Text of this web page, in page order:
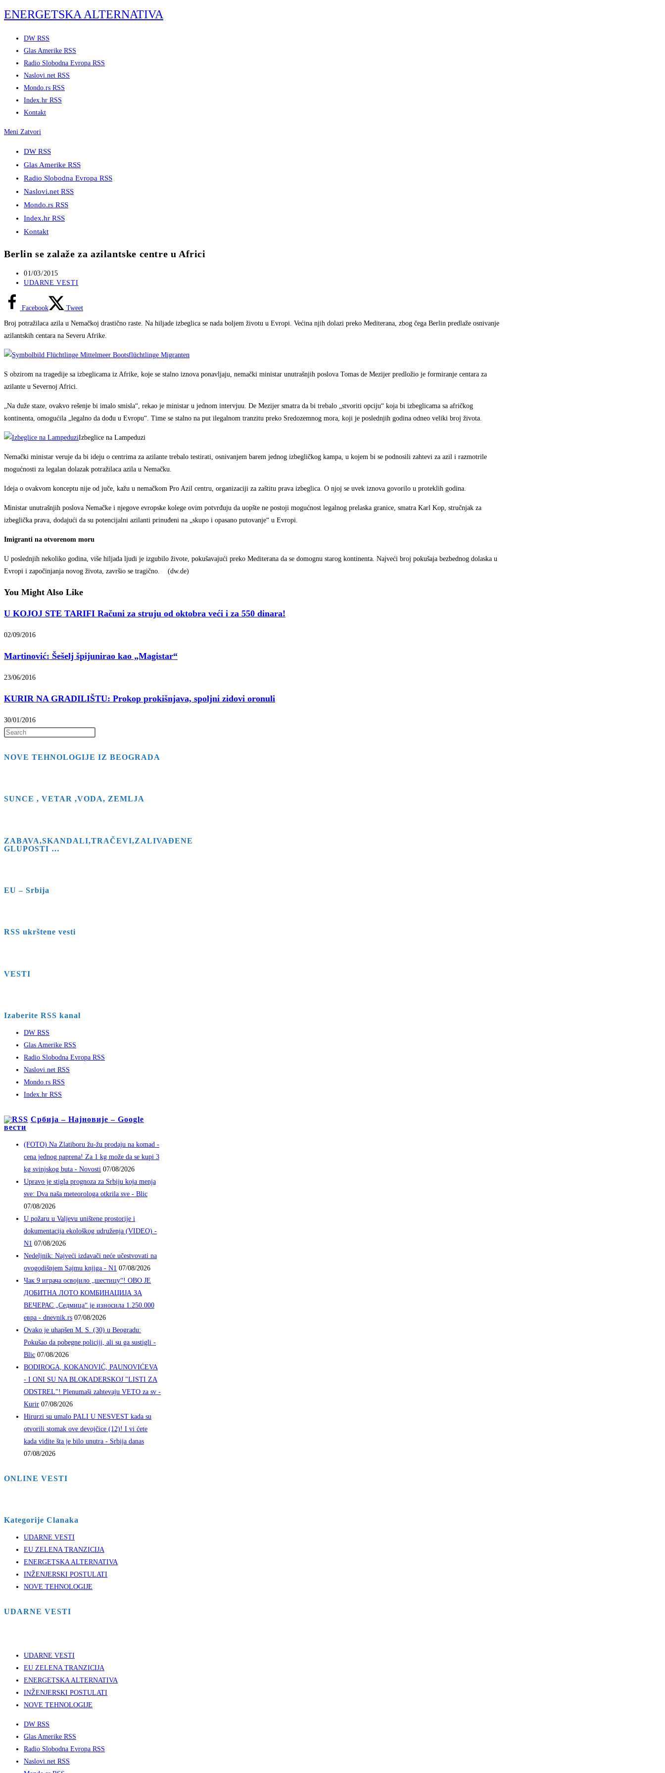
Skip
to
ENERGETSKA ALTERNATIVA
DW RSS
Glas Amerike RSS
Radio Slobodna Evropa RSS
Naslovi.net RSS
Mondo.rs RSS
Index.hr RSS
Kontakt
Meni Zatvori
DW RSS
Glas Amerike RSS
Radio Slobodna Evropa RSS
Naslovi.net RSS
Mondo.rs RSS
Index.hr RSS
Kontakt
Berlin se zalaže za azilantske centre u Africi
Post
published:
01/03/2015
Post
UDARNE VESTI
Facebook Tweet
Broj potražilaca azila u Nemačkoj drastično raste. Na hiljade izbeglica se nada boljem životu u Evropi. Većina njih dolazi preko Mediterana, zbog čega Berlin predlaže osnivanje
azilantskih centara na Severu Afrike.
S obzirom na tragedije sa izbeglicama iz Afrike, koje se stalno iznova ponavljaju, nemački ministar unutrašnjih poslova Tomas de Mezijer predložio je formiranje centara za
azilante u Severnoj Africi.
„Na duže staze, ovakvo rešenje bi imalo smisla“, rekao je ministar u jednom intervjuu. De Mezijer smatra da bi trebalo „stvoriti opciju“ koja bi izbeglicama sa afričkog
kontinenta, omogućila „legalno da dođu u Evropu“. Time se stalno na put ilegalnom tranzitu preko Sredozemnog mora, koji je poslednjih godina odneo veliki broj života.
Izbeglice na Lampeduzi
Nemački ministar veruje da bi ideju o centrima za azilante trebalo testirati, osnivanjem barem jednog izbegličkog kampa, u kojem bi se podnosili zahtevi za azil i razmotrile
mogućnosti za legalan dolazak potražilaca azila u Nemačku.
Ideja o ovakvom konceptu nije od juče, kažu u nemačkom Pro Azil centru, organizaciji za zaštitu prava izbeglica. O njoj se uvek iznova govorilo u proteklih godina.
Ministar unutrašnjih poslova Nemačke i njegove evropske kolege ovim potvrđuju da uopšte ne postoji mogućnost legalnog prelaska granice, smatra Karl Kop, stručnjak za
izbeglička prava, dodajući da su potencijalni azilanti prinuđeni na „skupo i opasano putovanje“ u Evropi.
Imigranti na otvorenom moru
U poslednjih nekoliko godina, više hiljada ljudi je izgubilo živote, pokušavajući preko Mediterana da se domognu starog kontinenta. Najveći broj pokušaja bezbednog dolaska u
Evropi i započinjanja novog života, završio se tragično. (dw.de)
You Might Also Like
U KOJOJ STE TARIFI Računi za struju od oktobra veći i za 550 dinara!
02/09/2016
Martinović: Šešelj špijunirao kao „Magistar“
23/06/2016
KURIR NA GRADILIŠTU: Prokop prokišnjava, spoljni zidovi oronuli
30/01/2016
to
NOVE TEHNOLOGIJE IZ BEOGRADA
SUNCE , VETAR ,VODA, ZEMLJA
ZABAVA,SKANDALI,TRAČEVI,ZALIVAĐENE
GLUPOSTI …
EU – Srbija
RSS ukrštene vesti
VESTI
Izaberite RSS kanal
DW RSS
Glas Amerike RSS
Radio Slobodna Evropa RSS
Naslovi.net RSS
Mondo.rs RSS
Index.hr RSS
Србија – Најновије – Google
вести
(FOTO) Na Zlatiboru žu-žu prodaju na komad -
cena jednog paprena! Za 1 kg može da se kupi 3
kg svinjskog buta - Novosti 07/08/2026
Upravo je stigla prognoza za Srbiju koja menja
sve: Dva naša meteorologa otkrila sve - Blic
07/08/2026
U požaru u Valjevu uništene prostorije i
dokumentacija ekološkog udruženja (VIDEO) -
N1 07/08/2026
Nedeljnik: Najveći izdavači neće učestvovati na
ovogodišnjem Sajmu knjiga - N1 07/08/2026
Чак 9 играча освојило „шестицу“! ОВО ЈЕ
ДОБИТНА ЛОТО КОМБИНАЦИЈА ЗА
ВЕЧЕРАС „Седмица“ је износила 1.250.000
евра - dnevnik.rs 07/08/2026
Ovako je uhapšen M. S. (30) u Beogradu:
Pokušao da pobegne policiji, ali su ga sustigli -
Blic 07/08/2026
BODIROGA, KOKANOVIĆ, PAUNOVIĆEVA
- I ONI SU NA BLOKADERSKOJ "LISTI ZA
ODSTREL"! Plenumaši zahtevaju VETO za sv -
Kurir 07/08/2026
Hirurzi su umalo PALI U NESVEST kada su
otvorili stomak ove devojčice (12)! I vi ćete
kada vidite šta je bilo unutra - Srbija danas
07/08/2026
ONLINE VESTI
Kategorije Clanaka
UDARNE VESTI
EU ZELENA TRANZICIJA
ENERGETSKA ALTERNATIVA
INŽENJERSKI POSTULATI
NOVE TEHNOLOGIJE
UDARNE VESTI
UDARNE VESTI
EU ZELENA TRANZICIJA
ENERGETSKA ALTERNATIVA
INŽENJERSKI POSTULATI
NOVE TEHNOLOGIJE
DW RSS
Glas Amerike RSS
Radio Slobodna Evropa RSS
Naslovi.net RSS